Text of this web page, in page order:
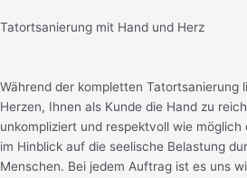
Tatortsanierung mit Hand und Herz
Während der kompletten Tatortsanierung
Herzen, Ihnen als Kunde die Hand zu
unkompliziert und respektvoll wie
im Hinblick auf die seelische Belastung
Menschen. Bei jedem Auftrag ist es uns